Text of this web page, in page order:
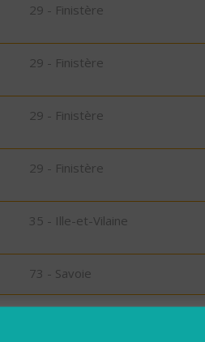
29 - Finistère
29 - Finistère
29 - Finistère
29 - Finistère
35 - Ille-et-Vilaine
73 - Savoie